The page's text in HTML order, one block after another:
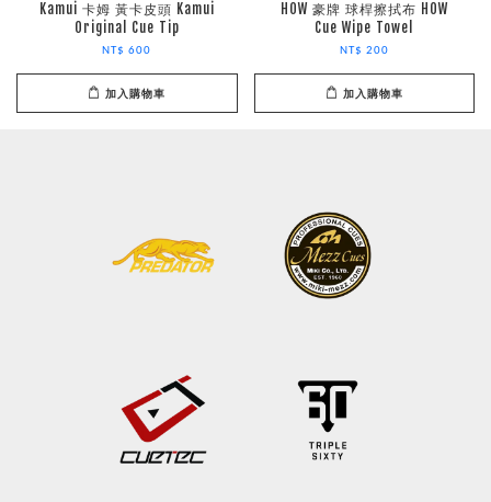
Kamui 卡姆 黃卡皮頭 Kamui
Original Cue Tip
NT$ 600
加入購物車
HOW 豪牌 球桿擦拭布 HOW
Cue Wipe Towel
NT$ 200
加入購物車